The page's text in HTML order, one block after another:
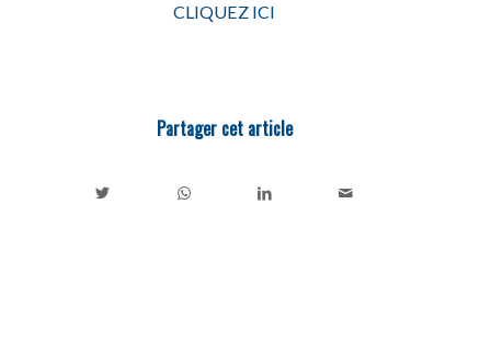
CLIQUEZ ICI
Partager cet article